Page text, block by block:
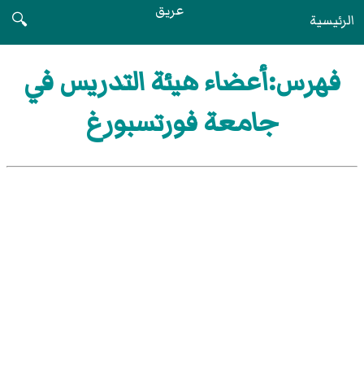
الرئيسية عريق
🔍
فهرس:أعضاء هيئة التدريس في
جامعة فورتسبورغ